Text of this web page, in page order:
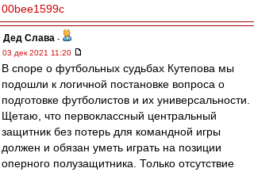
00bee1599c
Дед Слава -
03 дек 2021 11:20
В споре о футбольных судьбах Кутепова мы
подошли к логичной постановке вопроса о
подготовке футболистов и их универсальности.
Щетаю, что первоклассный центральный
защитник без потерь для командной игры
должен и обязан уметь играть на позиции
оперного полузащитника. Только отсутствие